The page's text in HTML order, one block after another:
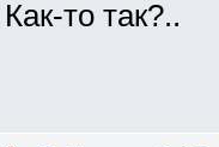
Как-то так?..